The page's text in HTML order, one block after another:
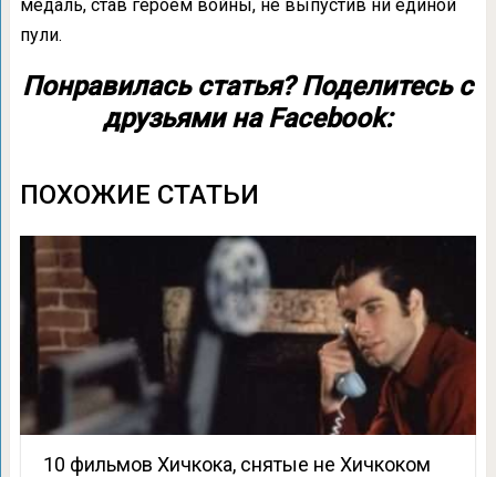
медаль, став героем войны, не выпустив ни единой
пули.
Понравилась статья? Поделитесь с
друзьями на Facebook:
ПОХОЖИЕ СТАТЬИ
10 фильмов Хичкока, снятые не Хичкоком